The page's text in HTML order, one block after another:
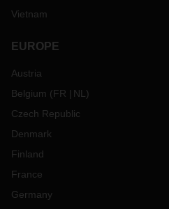
Vietnam
EUROPE
Austria
Belgium (FR NL )
Czech Republic
Denmark
Finland
France
Germany